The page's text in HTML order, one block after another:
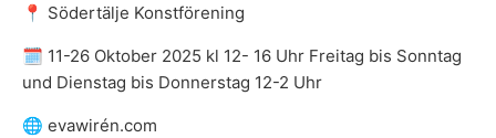
📍 Södertälje Konstförening
🗓️ 11-26 Oktober 2025 kl 12- 16 Uhr Freitag bis Sonntag
und Dienstag bis Donnerstag 12-2 Uhr
🌐 evawirén.com